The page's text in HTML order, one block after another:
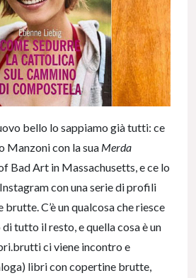
bello lo sappiamo già tutti: ce
Manzoni con la sua Merda
Bad Art in Massachusetts, e ce lo
con una serie di profili
C’è un qualcosa che riesce
tutto il resto, e quella cosa è un
ci viene incontro e
libri con copertine brutte,